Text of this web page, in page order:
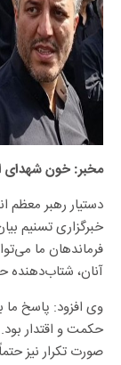
مخبر: خون شهدای
دستیار رهبر معظم
خبرگزاری تسنیم
فرماندهان ما
آنان،
وی افزود: پاسخ ما
حکمت و اقتدار
صورت تکرار نیز